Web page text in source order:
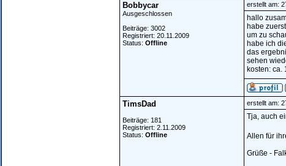
Bobbycar
Ausgeschlossen
Beiträge: 3002
Registriert: 20.11.2009
Status: Offline
erstellt am:
hallo
habe
um zu
habe ich
das
sehen
kosten: ca.
TimsDad
Beiträge: 181
Registriert: 2.11.2009
Status: Offline
erstellt am:
Tja, auch
Allen für
Grüße -